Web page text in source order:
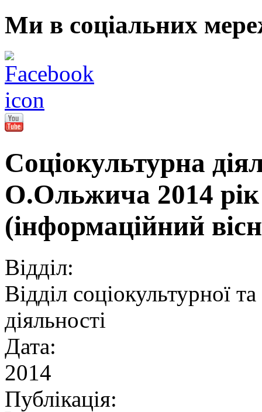
Ми в соціальних
Соціокультурна
О.Ольжича 2014 рік
(інформаційний
Відділ:
Відділ соціокультурної
діяльності
Дата:
2014
Публікація: